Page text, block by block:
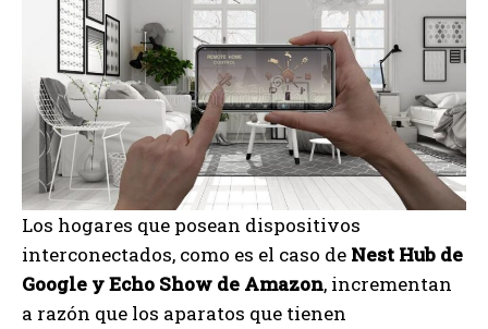
Los hogares que posean dispositivos
interconectados, como es el caso de Nest Hub de
Google y Echo Show de Amazon, incrementan
a razón que los aparatos que tienen